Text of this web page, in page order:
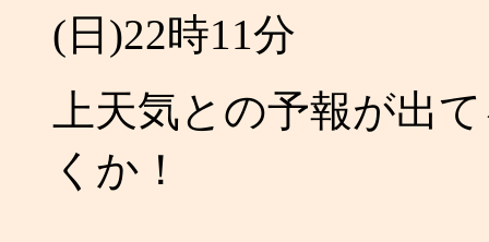
(日)22時11分
上天気との予報が出
くか！